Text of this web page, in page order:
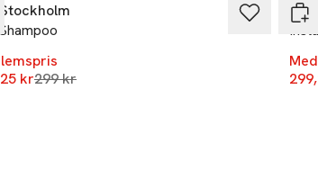
Stockholm
krLägsta pris 30 dagar
299 kr